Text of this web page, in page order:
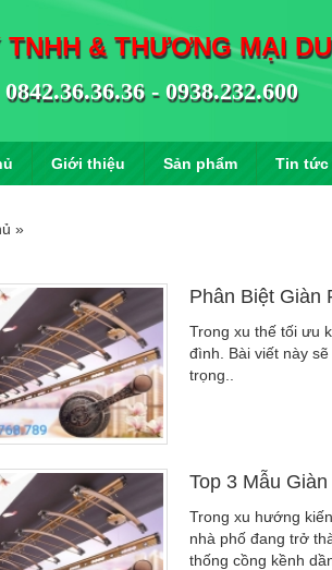
TNHH & THƯƠNG MẠI
- 0938.232.600
Giới thiệu Sản phẩm Tin tức
»
Phân Biệt Giàn
Trong xu thế tối ưu
đình. Bài viết này
trọng..
Top 3 Mẫu
Trong xu hướng
nhà phố đang trở
thống cồng kềnh